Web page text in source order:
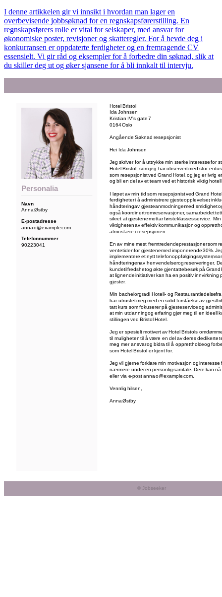
I denne artikkelen gir vi innsikt i hvordan man lager en
overbevisende jobbsøknad for en regnskapsførerstilling. En
regnskapsførers rolle er vital for selskaper, med ansvar for
økonomiske poster, revisjoner og skatteregler. For å hevde deg i
konkurransen er oppdaterte ferdigheter og en fremragende CV
essensielt. Vi gir råd og eksempler for å forbedre din søknad, slik at
du skiller deg ut og øker sjansene for å bli innkalt til intervju.